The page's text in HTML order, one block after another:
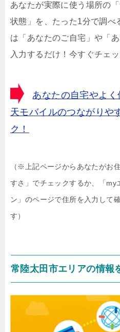
あなたが実際に使う場所の
状態」を、たった1分で調べ
は「あなたのご自宅」や「
入力するだけ！今すぐチェッ
あなたの自宅やよ
天モバイルのつながりや
ク！
（※上記ページからあなたがお
すさ」でチェックするか、「my
ン」のページで住所を入力して
す）
常陸太田市エリアの情報